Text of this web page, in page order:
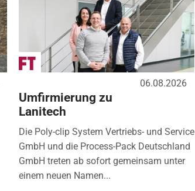
06.08.2026
Umfirmierung zu
Lanitech
Die Poly-clip System Vertriebs- und Service
GmbH und die Process-Pack Deutschland
GmbH treten ab sofort gemeinsam unter
einem neuen Namen...